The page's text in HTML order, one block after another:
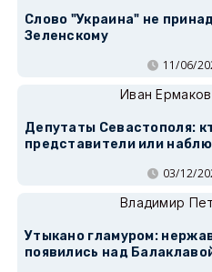
Слово "Украина" не
Зеленскому
11/06/
Иван Ермаков
Депутаты Севастополя:
представители или
03/12/
Владимир
Утыкано гламуром:
появились над